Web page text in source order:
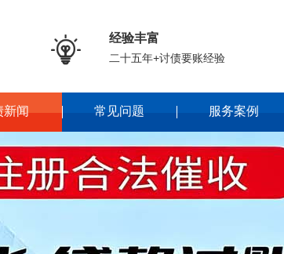
 经验丰富
二十五年+讨债要账经验
新闻 常见问题 服务案例